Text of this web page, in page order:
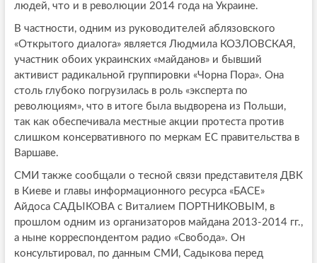
людей, что и в революции 2014 года на Украине.
В частности, одним из руководителей аблязовского
«Открытого диалога» является Людмила КОЗЛОВСКАЯ,
участник обоих украинских «майданов» и бывший
активист радикальной группировки «Чорна Пора». Она
столь глубоко погрузилась в роль «эксперта по
революциям», что в итоге была выдворена из Польши,
так как обеспечивала местные акции протеста против
слишком консервативного по меркам ЕС правительства в
Варшаве.
СМИ также сообщали о тесной связи представителя ДВК
в Киеве и главы информационного ресурса «БАСЕ»
Айдоса САДЫКОВА с Виталием ПОРТНИКОВЫМ, в
прошлом одним из организаторов майдана 2013-2014 гг.,
а ныне корреспондентом радио «Свобода». Он
консультировал, по данным СМИ, Садыкова перед